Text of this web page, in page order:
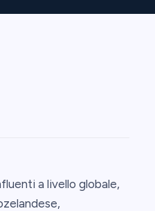
a livello globale,